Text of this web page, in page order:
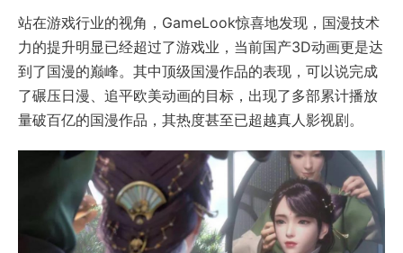
站在游戏行业的视角，GameLook惊喜地发现，国漫技术
力的提升明显已经超过了游戏业，当前国产3D动画更是达
到了国漫的巅峰。其中顶级国漫作品的表现，可以说完成
了碾压日漫、追平欧美动画的目标，出现了多部累计播放
量破百亿的国漫作品，其热度甚至已超越真人影视剧。